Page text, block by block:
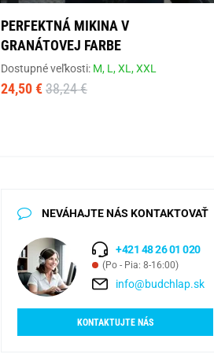
PERFEKTNÁ MIKINA V
GRANÁTOVEJ FARBE
Dostupné veľkosti: M, L,XL,XXL
24,50 € 38,24 €
NEVÁHAJTE NÁS KONTAKTOVAŤ
+421 48 26 01 020
(Po - Pia: 8-16:00)
info@budchlap.sk
KONTAKTUJTE NÁS